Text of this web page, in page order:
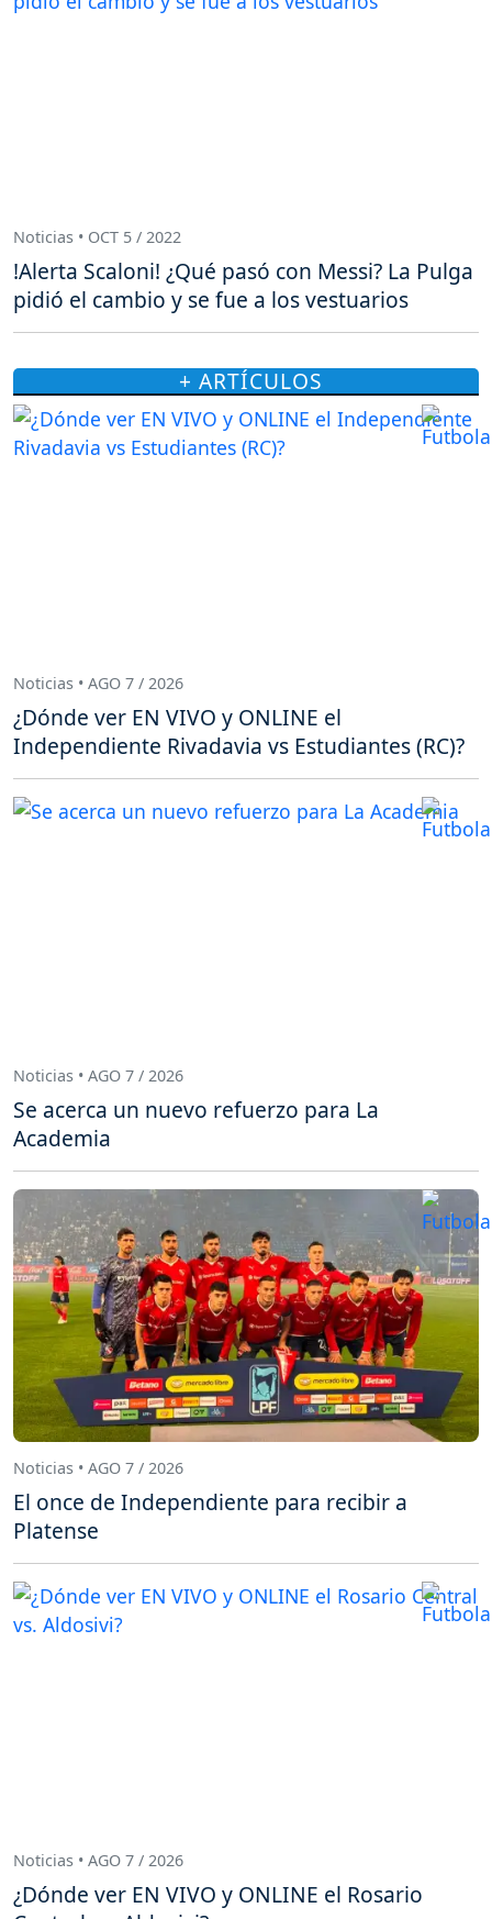
Noticias • OCT 5 / 2022
!Alerta Scaloni! ¿Qué pasó con Messi? La Pulga
pidió el cambio y se fue a los vestuarios
+ ARTÍCULOS
Noticias • AGO 7 / 2026
¿Dónde ver EN VIVO y ONLINE el
Independiente Rivadavia vs Estudiantes (RC)?
Noticias • AGO 7 / 2026
Se acerca un nuevo refuerzo para La
Academia
Noticias • AGO 7 / 2026
El once de Independiente para recibir a
Platense
Noticias • AGO 7 / 2026
¿Dónde ver EN VIVO y ONLINE el Rosario